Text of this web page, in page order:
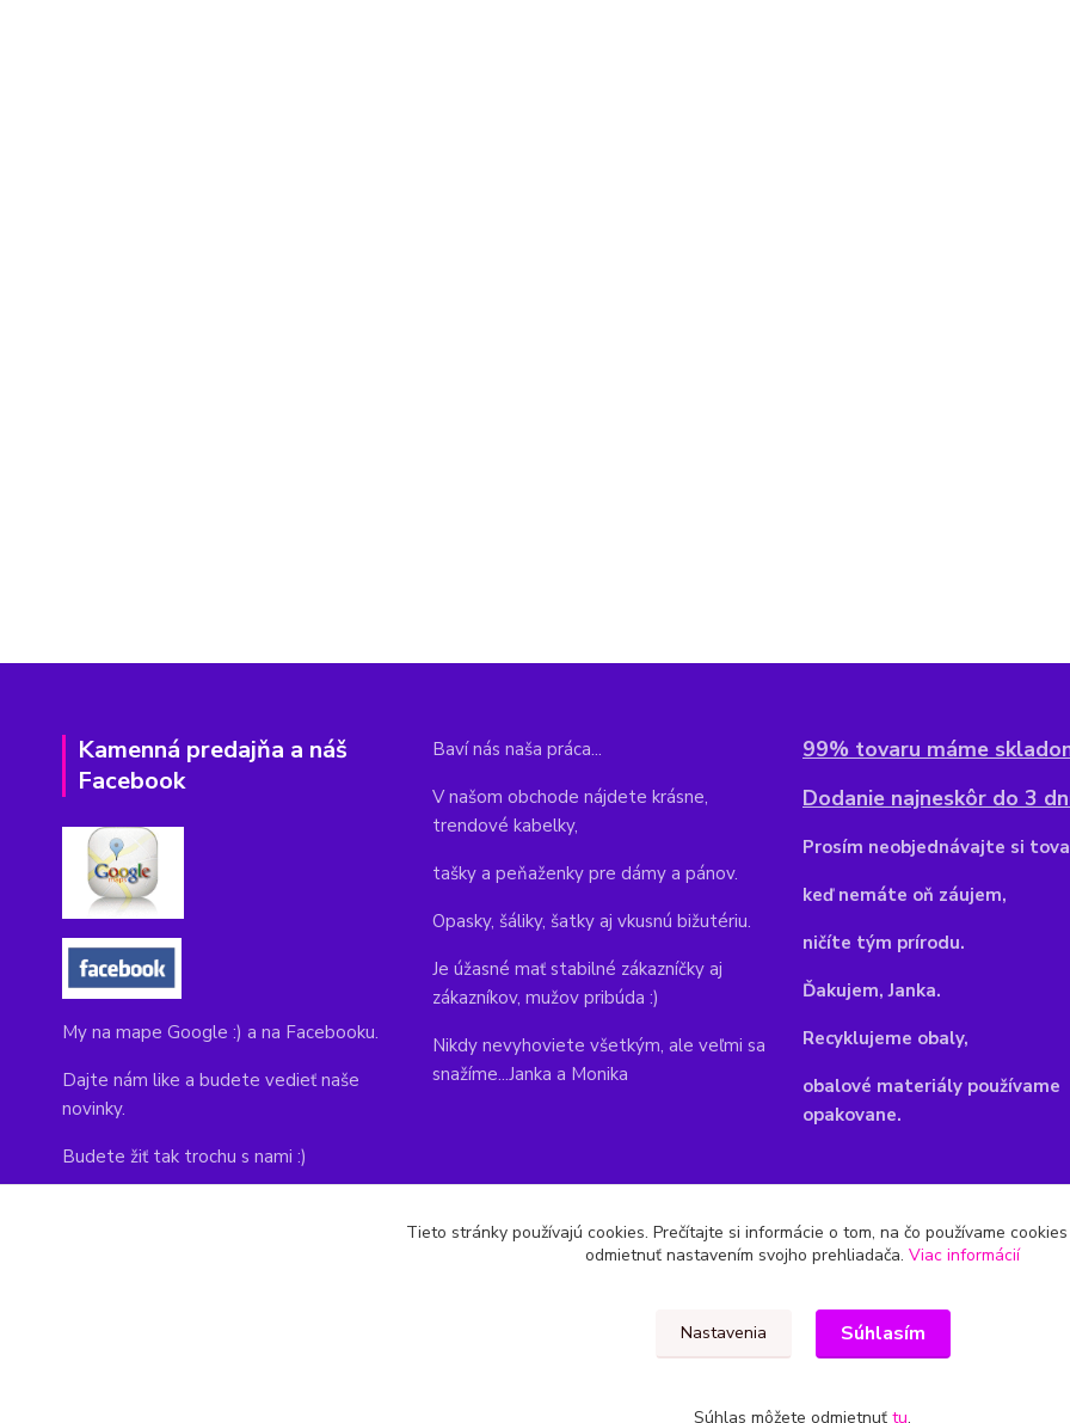
Kamenná predajňa a náš
Facebook
My na mape Google :) a na Facebooku.
Dajte nám like a budete vedieť naše
novinky.
Budete žiť tak trochu s nami :)
Baví nás naša práca...
V našom obchode nájdete krásne,
trendové kabelky,
tašky a peňaženky pre dámy a pánov.
Opasky, šáliky, šatky aj vkusnú bižutériu.
Je úžasné mať stabilné zákazníčky aj
zákazníkov, mužov pribúda :)
Nikdy nevyhoviete všetkým, ale veľmi sa
snažíme...Janka a Monika
99% tovaru máme
Dodanie najneskôr do 3
Prosím neobjednávajte si
keď nemáte oň záujem,
ničíte tým prírodu.
Ďakujem, Janka.
Recyklujeme obaly,
obalové materiály používame
opakovane.
Tieto stránky používajú cookies. Prečítajte si informácie o tom, na čo používame
odmietnuť nastavením svojho prehliadača. Viac informácií
Nastavenia Súhlasím
Súhlas môžete odmietnuť tu.